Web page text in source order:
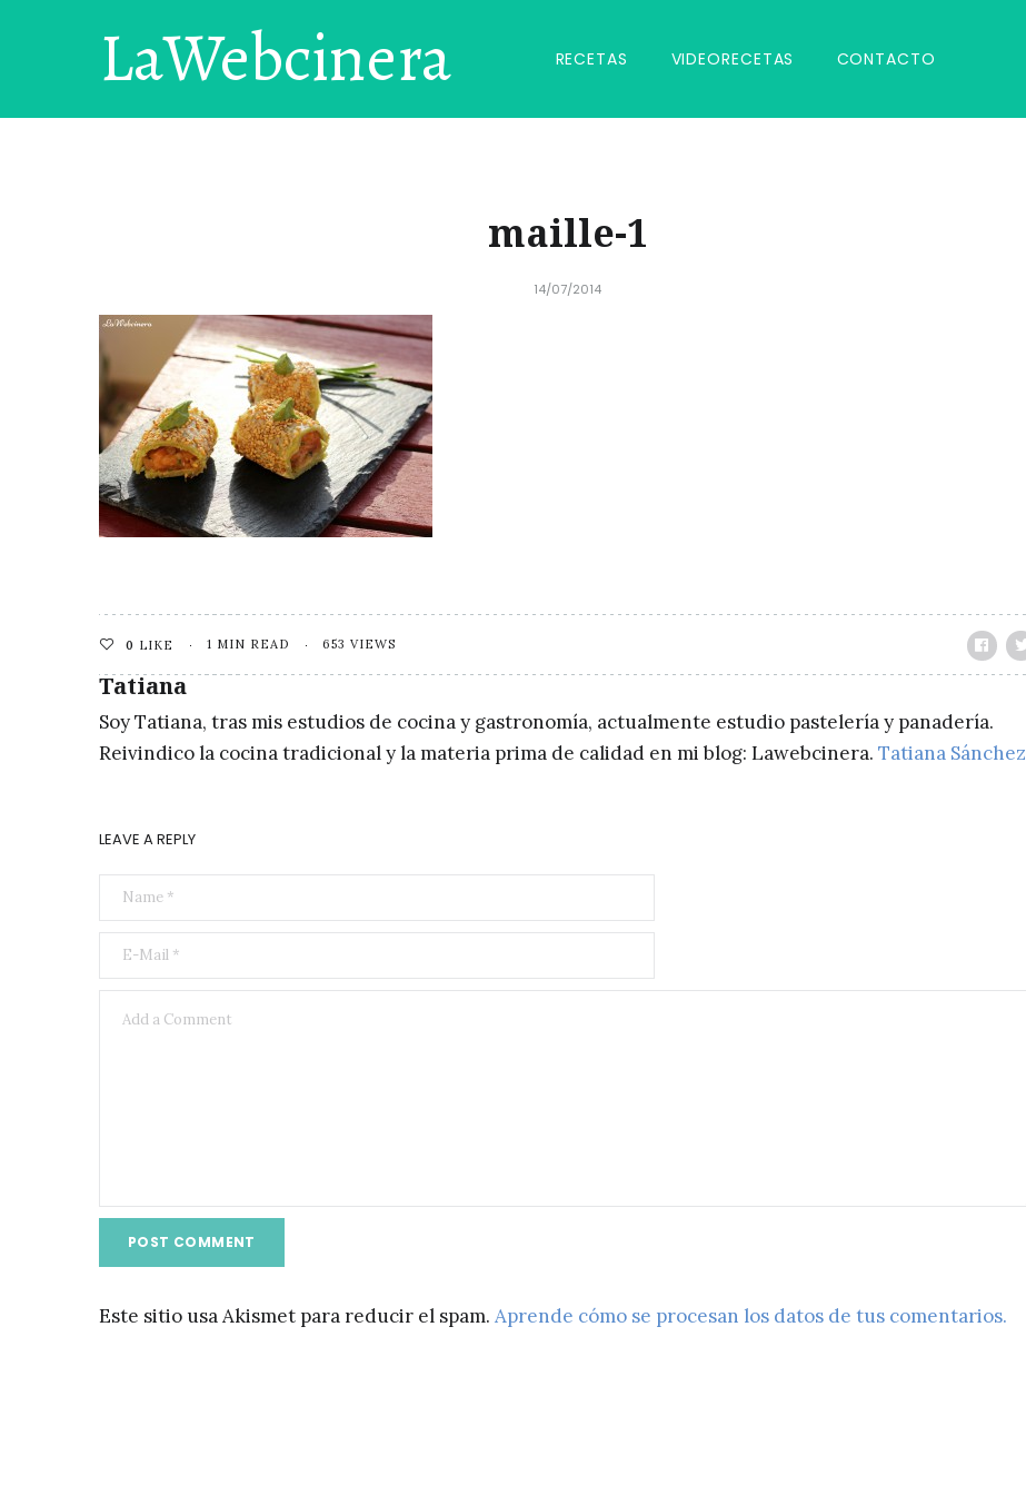
LaWebcinera RECETAS VIDEORECETAS CONTACTO
maille-1
14/07/2014
0 LIKE 1 MIN READ 653 VIEWS
Tatiana
Soy Tatiana, tras mis estudios de cocina y gastronomía, actualmente estudio pastelería y panadería.
Reivindico la cocina tradicional y la materia prima de calidad en mi blog: Lawebcinera. Tatiana Sánchez
LEAVE A REPLY
Este sitio usa Akismet para reducir el spam. Aprende cómo se procesan los datos de tus comentarios.